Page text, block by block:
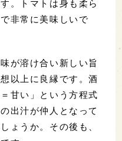
。トマトは身も柔ら
非常に美味しいで
が溶け合い新しい旨
以上に良縁です。酒
甘い」という方程式
出汁が仲人となって
ょうか。その後も、